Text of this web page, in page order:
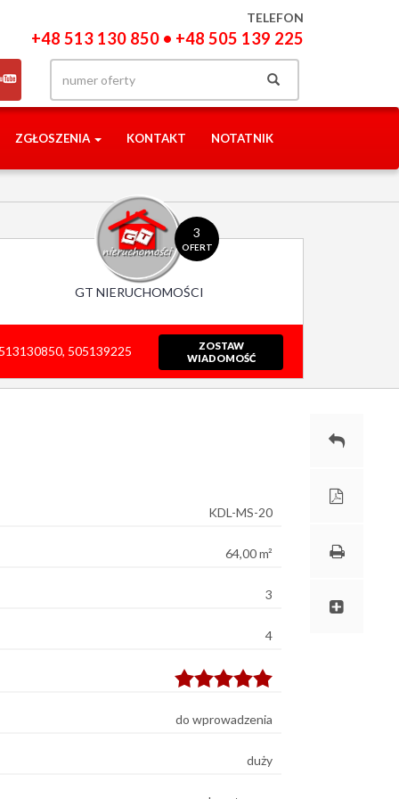
TELEFON
+48 513 130 850 • +48 505 139 225
ZGŁOSZENIA KONTAKT NOTATNIK
3
OFERT
GT NIERUCHOMOŚCI
513130850, 505139225
ZOSTAW
WIADOMOŚĆ
KDL-MS-20
64,00 m²
3
4
do wprowadzenia
duży